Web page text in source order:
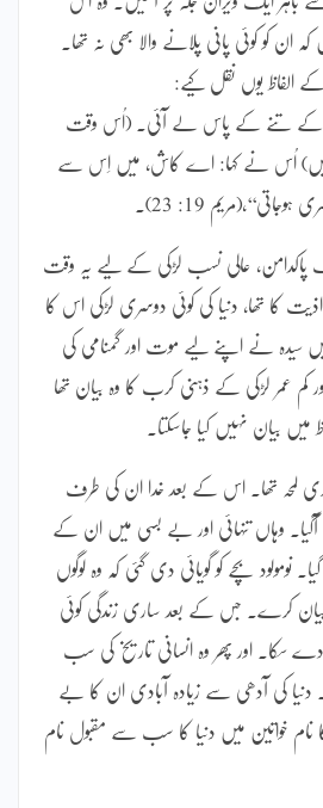
کو کوئی پانی پلانے والا بھی نہ تھا۔
الفاظ یوں نقل کیے:
کے تنے کے پاس لے آئی۔ (اُس وقت
اُس نے کہا: اے کاش، میں اِس سے
19: 23)۔
پاکدامن، عالی نسب لڑکی کے لیے یہ وقت
اذیت کا تھا، دنیا کی کوئی دوسری لڑکی اس کا
سیدہ نے اپنے لیے موت اور گمنامی کی
کم عمر لڑکی کے ذہنی کرب کا وہ بیان تھا
بیان نہیں کیا جاسکتا۔
لمحہ تھا۔ اس کے بعد خدا ان کی طرف
وہاں تنہائی اور بے بسی میں ان کے
نومولود بچے کو گویائی دی گئی کہ وہ لوگوں
کرے۔ جس کے بعد ساری زندگی کوئی
سکا۔ اور پھر وہ انسانی تاریخ کی سب
دنیا کی آدھی سے زیادہ آبادی ان کا بے
نام خواتین میں دنیا کا سب سے مقبول نام